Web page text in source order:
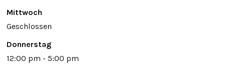
Mittwoch
Geschlossen
Donnerstag
12:00 pm - 5:00 pm